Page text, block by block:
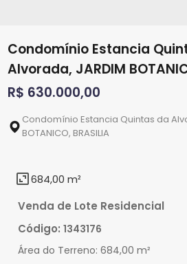
Condomínio Estancia
Alvorada, JARDIM
R$ 630.000,00
Condomínio Estancia Quintas da
BOTANICO, BRASILIA
684,00 m²
Venda de Lote Residencial
Código: 1343176
Área do Terreno: 684,00 m²